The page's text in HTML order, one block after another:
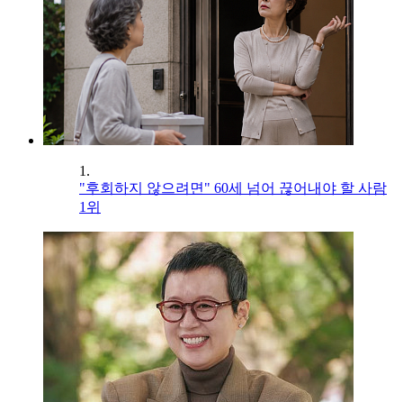
1.
"후회하지 않으려면" 60세 넘어 끊어내야 할 사람
1위